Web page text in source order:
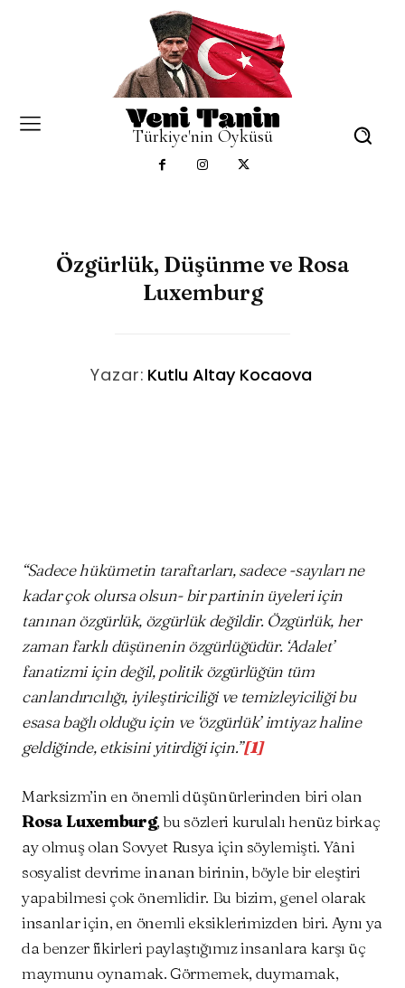
Türkiye'nin Öyküsü
Özgürlük, Düşünme ve Rosa
Luxemburg
Yazar: Kutlu Altay Kocaova
“Sadece hükümetin taraftarları, sadece -sayıları ne
kadar çok olursa olsun- bir partinin üyeleri için
tanınan özgürlük, özgürlük değildir. Özgürlük, her
zaman farklı düşünenin özgürlüğüdür. ‘Adalet’
fanatizmi için değil, politik özgürlüğün tüm
canlandırıcılığı, iyileştiriciliği ve temizleyiciliği bu
esasa bağlı olduğu için ve ‘özgürlük’ imtiyaz haline
geldiğinde, etkisini yitirdiği için.”[1]
Marksizm’in en önemli düşünürlerinden biri olan
Rosa Luxemburg, bu sözleri kurulalı henüz birkaç
ay olmuş olan Sovyet Rusya için söylemişti. Yâni
sosyalist devrime inanan birinin, böyle bir eleştiri
yapabilmesi çok önemlidir. Bu bizim, genel olarak
insanlar için, en önemli eksiklerimizden biri. Aynı ya
da benzer fikirleri paylaştığımız insanlara karşı üç
maymunu oynamak. Görmemek, duymamak,